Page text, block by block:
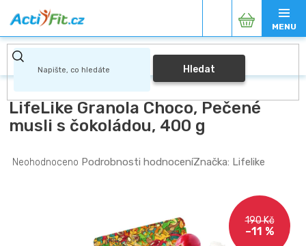
na
obsah
Hledat
Nákupní
košík
LifeLike Granola Choco, Pečené
musli s čokoládou, 400 g
Průměrné
Neohodnoceno Podrobnosti hodnoceníZnačka: Lifelike
190 Kč
–11 %